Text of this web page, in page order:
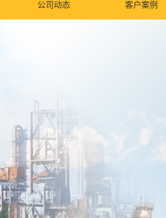
公司动态 客户案例